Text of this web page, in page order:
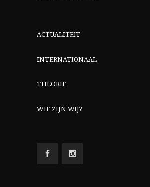
ACTUALITEIT
INTERNATIONAAL
THEORIE
WIE ZIJN WIJ?